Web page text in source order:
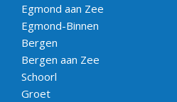
Egmond aan Zee
Egmond-Binnen
Bergen
Bergen aan Zee
Schoorl
Groet